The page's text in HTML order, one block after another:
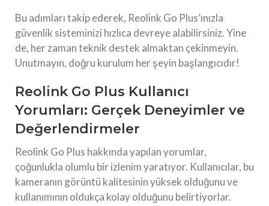
Bu adımları takip ederek, Reolink Go Plus’ınızla
güvenlik sisteminizi hızlıca devreye alabilirsiniz. Yine
de, her zaman teknik destek almaktan çekinmeyin.
Unutmayın, doğru kurulum her şeyin başlangıcıdır!
Reolink Go Plus Kullanıcı
Yorumları: Gerçek Deneyimler ve
Değerlendirmeler
Reolink Go Plus hakkında yapılan yorumlar,
çoğunlukla olumlu bir izlenim yaratıyor. Kullanıcılar, bu
kameranın görüntü kalitesinin yüksek olduğunu ve
kullanımının oldukça kolay olduğunu belirtiyorlar.